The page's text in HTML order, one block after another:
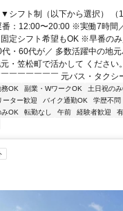
シフト制（以下から選択） （
番：12:00〜20:00 ※実働7時間
定シフト希望もOK ※早番のみ
・60代が／ 多数活躍中の地
・笠松町で活かして ください
￣￣￣￣￣￣ 元バス・タクシ
OK 副業・WワークOK 土日祝の
ーター歓迎 バイク通勤OK 学歴不問
OK 転勤なし 午前 経験者歓迎